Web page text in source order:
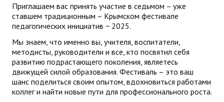
ИНСТИТУТ
Противодействие коррупции
В ПОМОЩЬ УЧИТЕЛЮ
Организация УВП
ГИА
Приглашаем вас принять участие в седьмом – уже
ставшем традиционным – Крымском фестивале
педагогических инициатив − 2025.
Мы знаем, что именно вы, учителя, воспитатели,
методисты, руководители и все, кто посвятил себя
развитию подрастающего поколения, являетесь
движущей силой образования. Фестиваль – это ваш
шанс поделиться своим опытом, вдохновиться работами
коллег и найти новые пути для профессионального роста.